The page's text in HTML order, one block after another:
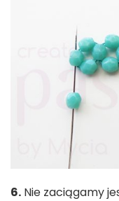
6. Nie zaciągamy